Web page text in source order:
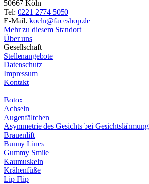
50667 Köln
Tel: 0221 2774 5050
E-Mail: koeln@faceshop.de
Mehr zu diesem Standort
Über uns
Gesellschaft
Stellenangebote
Datenschutz
Impressum
Kontakt
Botox
Achseln
Augenfältchen
Asymmetrie des Gesichts bei Gesichtslähmung
Brauenlift
Bunny Lines
Gummy Smile
Kaumuskeln
Krähenfüße
Lip Flip